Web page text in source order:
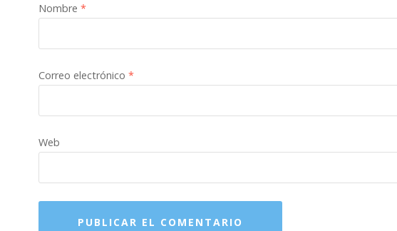
Nombre *
Correo electrónico *
Web